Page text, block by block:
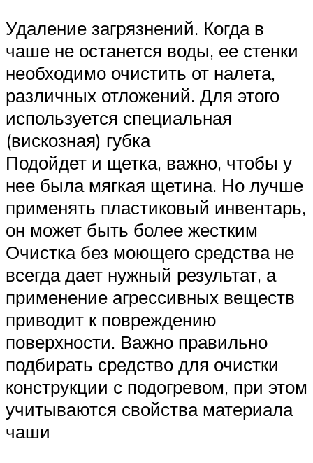
Удаление загрязнений. Когда в
чаше не останется воды, ее стенки
необходимо очистить от налета,
различных отложений. Для этого
используется специальная
(вискозная) губка
Подойдет и щетка, важно, чтобы у
нее была мягкая щетина. Но лучше
применять пластиковый инвентарь,
он может быть более жестким
Очистка без моющего средства не
всегда дает нужный результат, а
применение агрессивных веществ
приводит к повреждению
поверхности. Важно правильно
подбирать средство для очистки
конструкции с подогревом, при этом
учитываются свойства материала
чаши